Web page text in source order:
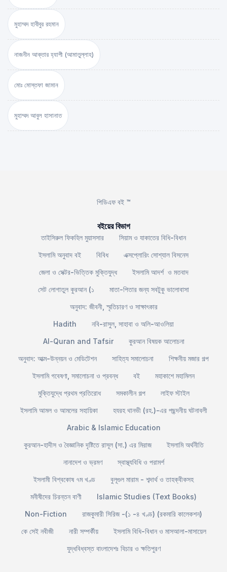
মুহাম্মদ হাবীবুর রহমান
নাজনীন আক্তার হ্যাপী (আমাতুল্লাহ)
মোঃ মোস্তফা জামান
মুহাম্মদ আবুল হাসানাত
পিডিএফ বই ™
বইয়ের বিভাগ
তাইসিরুল ফিকহিল মুয়াসসার
সিয়াম ও যাকাতের বিধি-বিধান
ইসলামি অনুবাদ বই
বিবিধ
এক্সপ্লোরিং সোশ্যাল বিসনেস
জেলা ও সেক্টর-ভিত্তিক মুক্তিযুদ্ধ
ইসলামি আদর্শ ও মতবাদ
সেট লোগাতুল কুরআন (১
মাতা-পিতার জন্য সবটুকু ভালোবাসা
অনুবাদ: জীবনী, স্মৃতিচারণ ও সাক্ষাৎকার
Hadith
নবি-রাসুল, সাহাবা ও অলি-আওলিয়া
Al-Quran and Tafsir
কুরআন বিষয়ক আলোচনা
অনুবাদ: আত্ম-উন্নয়ন ও মেডিটেশন
সাহিত্য সমালোচনা
শিক্ষনীয় মজার গল্প
ইসলামি গবেষণা, সমালোচনা ও প্রবন্ধ
বই
মহাকাশে মহামিলন
মুক্তিযুদ্ধে প্রথম প্রতিরোধ
সমকালীন গল্প
লাইফ স্টাইল
ইসলামি আমল ও আমলের সহায়িকা
হযরহ থানভী (রহ.)-এর পছন্দনীয় ঘটনাবলী
Arabic & Islamic Education
কুরআন-হাদীস ও বৈজ্ঞানিক দৃষ্টিতে রাসূল (সা.) এর মিরাজ
ইসলামি অর্থনীতি
নানাদেশ ও ভ্রমণ
স্বাস্থ্যবিধি ও পরামর্শ
ইসলামী বিশ্বকোষ ৭ম খণ্ড
বুলূগুল মারাম - শব্দার্থ ও তাহক্বীকসহ
মনীষীদের চিরন্তন বাণী
Islamic Studies (Text Books)
Non-Fiction
রাজকুমারী সিরিজ -(১ -৪ খণ্ড) (রকমারি কালেকশন)
কে সেই নবীজী
নারী সম্পর্কীয়
ইসলামি বিধি-বিধান ও মাসআলা-মাসায়েল
যুদ্ধবিধ্বস্ত বাংলাদেশঃ বিচার ও ক্ষতিপুরণ